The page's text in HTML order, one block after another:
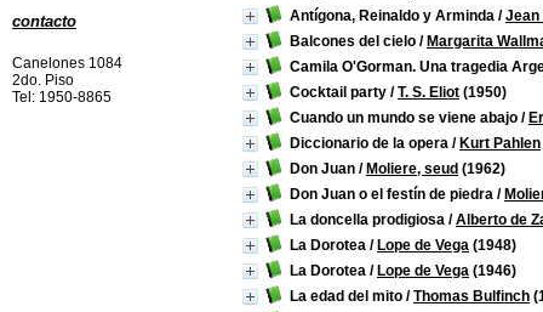
Antígona, Reinaldo y Arminda /Jean
Balcones del cielo / Margarita
Camila O'Gorman. Una tragedia
Cocktail party /T. S. Eliot (1950)
Cuando un mundo se viene abajo /
Diccionario de la opera / Kurt Pahlen
Don Juan / Moliere, seud (1962)
Don Juan o el festín de piedra /
La doncella prodigiosa /Alberto de
La Dorotea / Lope de Vega (1948)
La Dorotea / Lope de Vega (1946)
La edad del mito /Thomas Bulfinch
contacto
Canelones 1084
2do. Piso
Tel: 1950-8865